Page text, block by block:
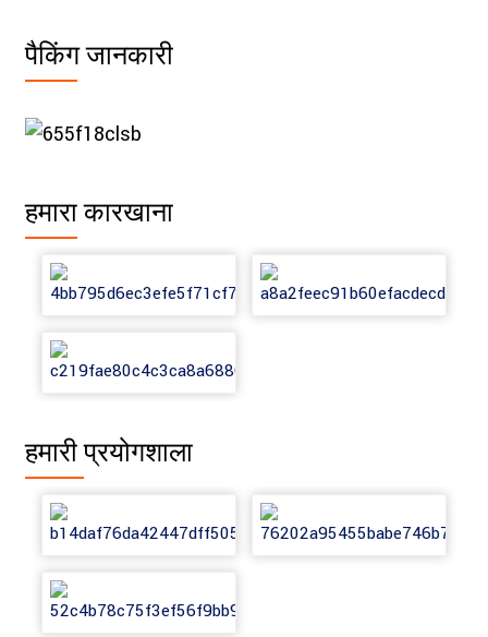
पैकिंग जानकारी
हमारा कारखाना
हमारी प्रयोगशाला